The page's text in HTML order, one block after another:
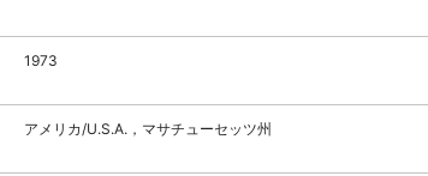
1973
アメリカ/U.S.A.，マサチューセッツ州